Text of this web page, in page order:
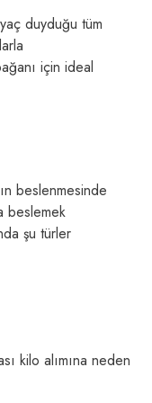
duyduğu tüm
için ideal
beslenmesinde
beslemek
şu türler
kilo alımına neden